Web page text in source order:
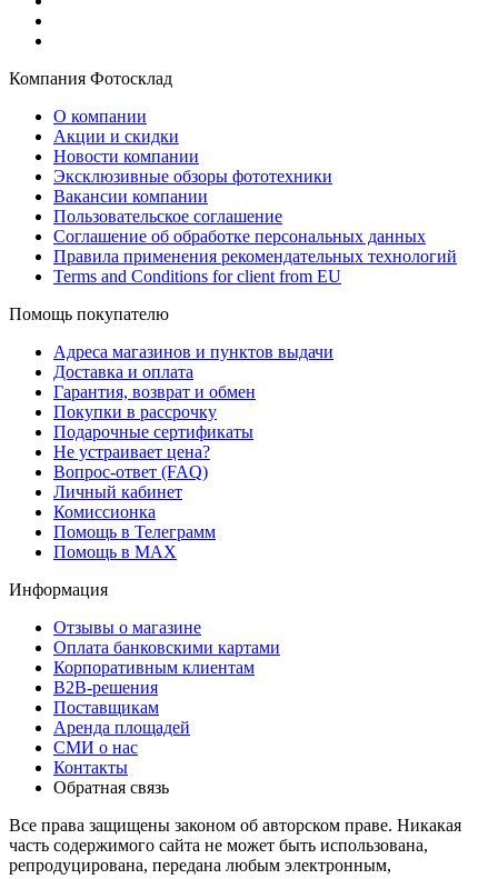
Компания Фотосклад
О компании
Акции и скидки
Новости компании
Эксклюзивные обзоры фототехники
Вакансии компании
Пользовательское соглашение
Соглашение об обработке персональных данных
Правила применения рекомендательных технологий
Terms and Conditions for client from EU
Помощь покупателю
Адреса магазинов и пунктов выдачи
Доставка и оплата
Гарантия, возврат и обмен
Покупки в рассрочку
Подарочные сертификаты
Не устраивает цена?
Вопрос-ответ (FAQ)
Личный кабинет
Комиссионка
Помощь в Телеграмм
Помощь в MAX
Информация
Отзывы о магазине
Оплата банковскими картами
Корпоративным клиентам
B2B-решения
Поставщикам
Аренда площадей
СМИ о нас
Контакты
Обратная связь
Все права защищены законом об авторском праве. Никакая
часть содержимого сайта не может быть использована,
репродуцирована, передана любым электронным,